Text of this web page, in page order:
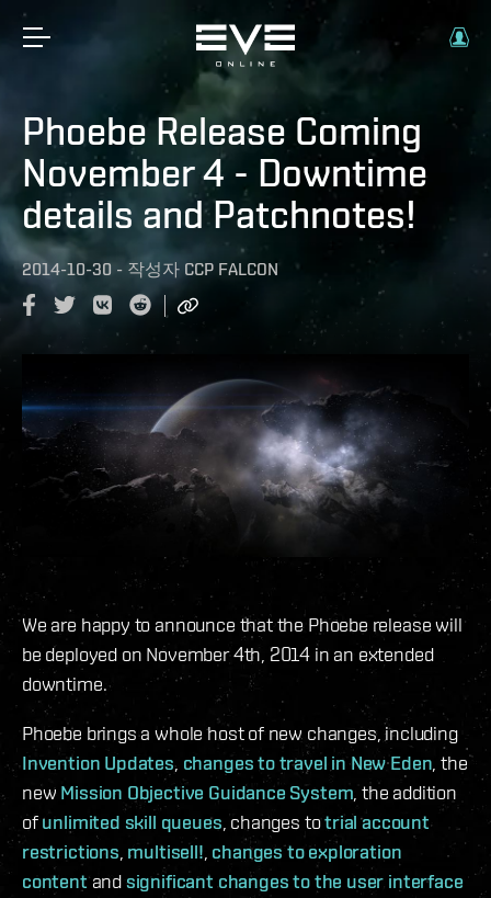
Phoebe Release Coming
November 4 - Downtime
details and Patchnotes!
2014-10-30 - 작성자 CCP FALCON
We are happy to announce that the Phoebe release will
be deployed on November 4th, 2014 in an extended
downtime.
Phoebe brings a whole host of new changes, including
Invention Updates, changes to travel in New Eden, the
new Mission Objective Guidance System, the addition
ofunlimited skill queues, changes totrial account
restrictions, multisell!, changes to exploration
contentandsignificant changes to the user interface